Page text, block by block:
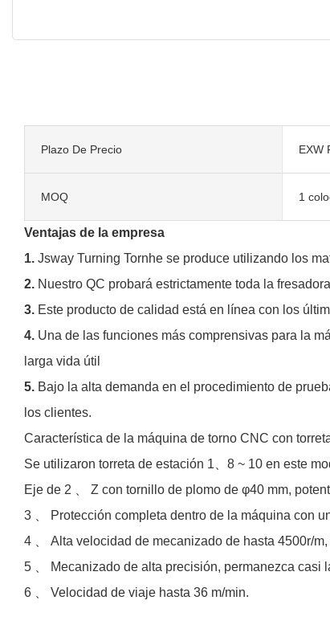
Plazo De Precio EXW
MOQ 1
Ventajas de la empresa
1. Jsway Turning Tornhe se produce utilizando los
2. Nuestro QC probará estrictamente toda la
3. Este producto de calidad está en línea con los
4. Una de las funciones más comprensivas para la
larga vida útil
5. Bajo la alta demanda en el procedimiento de
los clientes.
Característica de la máquina de torno CNC con
Se utilizaron torreta de estación 1、8 ~ 10 en este
Eje de 2 、 Z con tornillo de plomo de φ40 mm,
3 、 Protección completa dentro de la máquina con
4 、 Alta velocidad de mecanizado de hasta 4500r/
5 、 Mecanizado de alta precisión, permanezca casi
6 、 Velocidad de viaje hasta 36 m/min.